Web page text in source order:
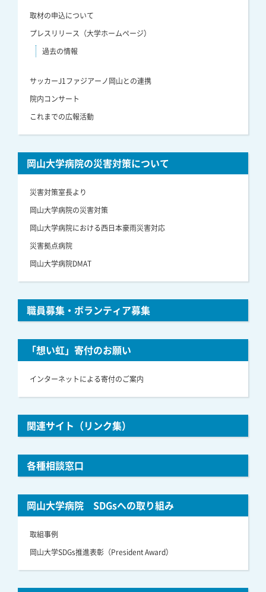
取材の申込について
プレスリリース（大学ホームページ）
過去の情報
サッカーJ1ファジアーノ岡山との連携
院内コンサート
これまでの広報活動
岡山大学病院の災害対策について
災害対策室長より
岡山大学病院の災害対策
岡山大学病院における西日本豪雨災害対応
災害拠点病院
岡山大学病院DMAT
職員募集・ボランティア募集
「想い虹」寄付のお願い
インターネットによる寄付のご案内
関連サイト（リンク集）
各種相談窓口
岡山大学病院 SDGsへの取り組み
取組事例
岡山大学SDGs推進表彰（President Award）